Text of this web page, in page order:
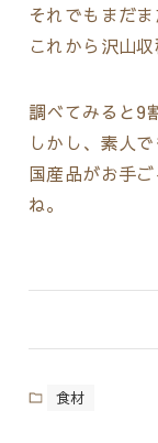
それでもまだ
これから沢山
調べてみると9
しかし、素人
国産品がお手
ね。
食材